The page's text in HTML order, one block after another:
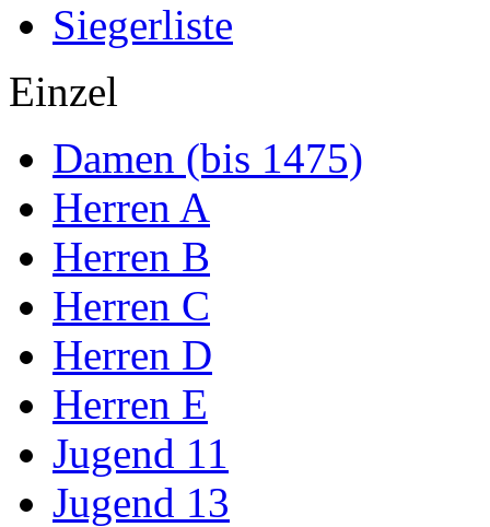
Siegerliste
Einzel
Damen (bis 1475)
Herren A
Herren B
Herren C
Herren D
Herren E
Jugend 11
Jugend 13